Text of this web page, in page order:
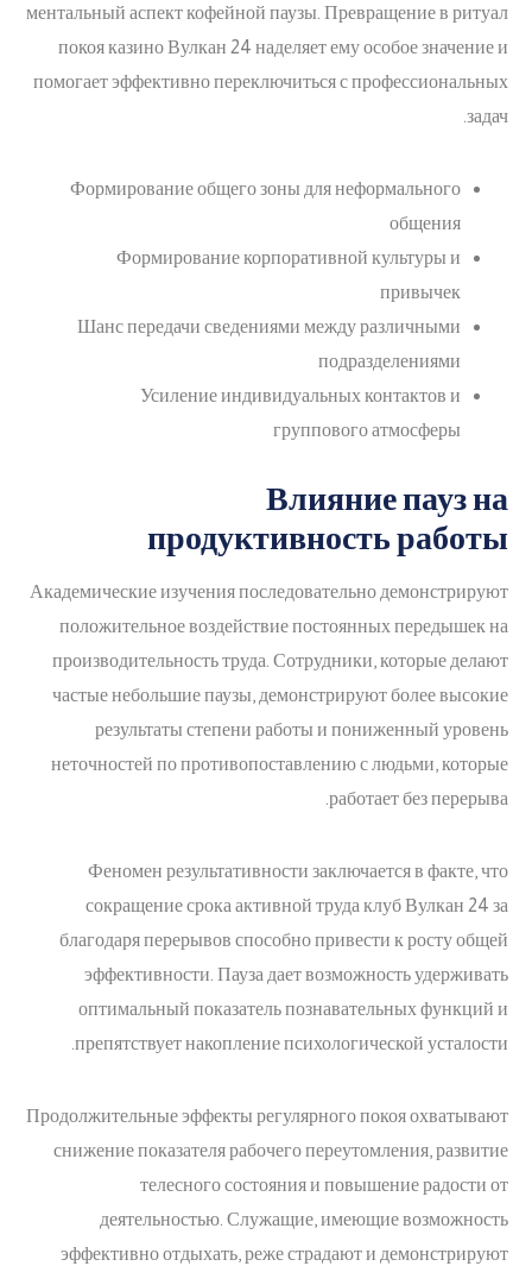
ментальный аспект кофейной паузы. Превращение в ритуал
покоя казино Вулкан 24 наделяет ему особое значение и
помогает эффективно переключиться с профессиональных
задач.
Формирование общего зоны для неформального
общения
Формирование корпоративной культуры и
привычек
Шанс передачи сведениями между различными
подразделениями
Усиление индивидуальных контактов и
группового атмосферы
Влияние пауз на
продуктивность работы
Академические изучения последовательно демонстрируют
положительное воздействие постоянных передышек на
производительность труда. Сотрудники, которые делают
частые небольшие паузы, демонстрируют более высокие
результаты степени работы и пониженный уровень
неточностей по противопоставлению с людьми, которые
работает без перерыва.
Феномен результативности заключается в факте, что
сокращение срока активной труда клуб Вулкан 24 за
благодаря перерывов способно привести к росту общей
эффективности. Пауза дает возможность удерживать
оптимальный показатель познавательных функций и
препятствует накопление психологической усталости.
Продолжительные эффекты регулярного покоя охватывают
снижение показателя рабочего переутомления, развитие
телесного состояния и повышение радости от
деятельностью. Служащие, имеющие возможность
эффективно отдыхать, реже страдают и демонстрируют